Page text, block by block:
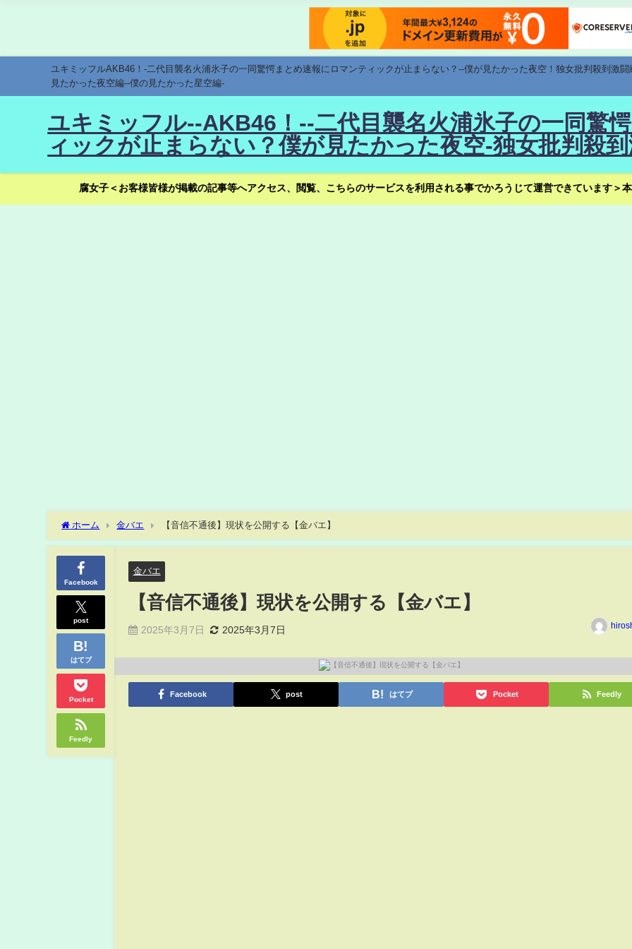
ユキミッフルAKB46！-二代目襲名火浦氷子の一同驚愕まとめ速報にロマンティックが止まらない？--僕が見たかった夜空！独女批判殺到激
見たかった夜空編--僕の見たかった星空編-
ユキミッフル--AKB46！--二代目襲名火浦氷子の一同驚
ィックが止まらない？僕が見たかった夜空-独女批判殺
腐女子＜お客様皆様が掲載の記事等へアクセス、閲覧、こちらのサービスを利用される事でかろうじて運営できています＞
ホーム 金バエ 【音信不通後】現状を公開する【金バエ】
Facebook
post
はてブ
Pocket
Feedly
金バエ
【音信不通後】現状を公開する【金バエ】
2025年3月7日 2025年3月7日
Facebook post はてブ Pocket Feedly